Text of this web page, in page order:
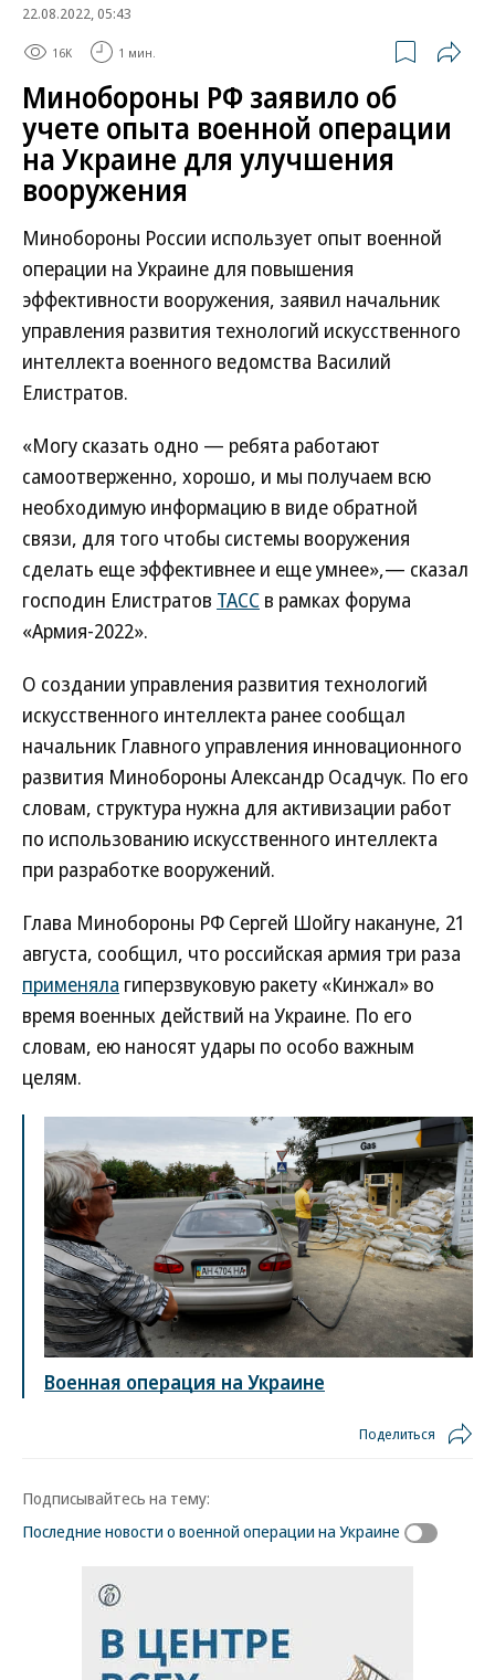
22.08.2022, 05:43
16K 1 мин.
Минобороны РФ заявило об
учете опыта военной операции
на Украине для улучшения
вооружения
Минобороны России использует опыт военной
операции на Украине для повышения
эффективности вооружения, заявил начальник
управления развития технологий искусственного
интеллекта военного ведомства Василий
Елистратов.
«Могу сказать одно — ребята работают
самоотверженно, хорошо, и мы получаем всю
необходимую информацию в виде обратной
связи, для того чтобы системы вооружения
сделать еще эффективнее и еще умнее»,— сказал
господин Елистратов ТАСС в рамках форума
«Армия-2022».
О создании управления развития технологий
искусственного интеллекта ранее сообщал
начальник Главного управления инновационного
развития Минобороны Александр Осадчук. По его
словам, структура нужна для активизации работ
по использованию искусственного интеллекта
при разработке вооружений.
Глава Минобороны РФ Сергей Шойгу накануне, 21
августа, сообщил, что российская армия три раза
применяла гиперзвуковую ракету «Кинжал» во
время военных действий на Украине. По его
словам, ею наносят удары по особо важным
целям.
Военная операция на Украине
Поделиться
Подписывайтесь на тему:
Последние новости о военной операции на Украине